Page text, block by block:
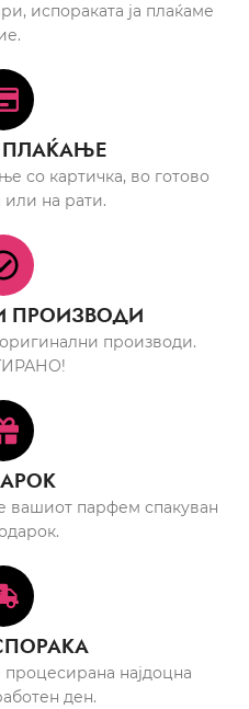
испораката ја плаќаме
со картичка, во готово
или на рати.
ПРОИЗВОДИ
производи.
вашиот парфем спакуван
најдоцна
ден.